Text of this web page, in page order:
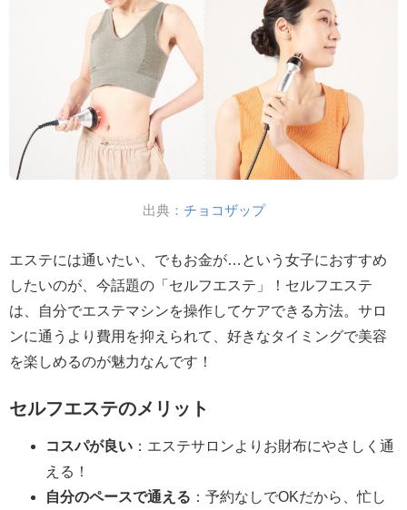
出典： チョコザップ
エステには通いたい、でもお金が…という女子におすすめ
したいのが、今話題の「セルフエステ」！セルフエステ
は、自分でエステマシンを操作してケアできる方法。サロ
ンに通うより費用を抑えられて、好きなタイミングで美容
を楽しめるのが魅力なんです！
セルフエステのメリット
コスパが良い ：エステサロンよりお財布にやさしく通
える！
自分のペースで通える ：予約なしでOKだから、忙し